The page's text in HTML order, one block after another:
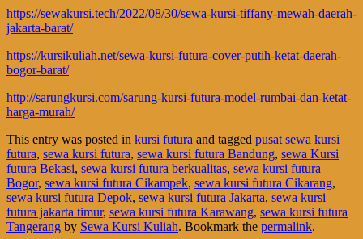
https://sewakursi.tech/2022/08/30/sewa-kursi-tiffany-mewah-daerah-
jakarta-barat/
https://kursikuliah.net/sewa-kursi-futura-cover-putih-ketat-daerah-
bogor-barat/
http://sarungkursi.com/sarung-kursi-futura-model-rumbai-dan-ketat-
harga-murah/
This entry was posted in kursi futura and tagged pusat sewa kursi
futura, sewa kursi futura, sewa kursi futura Bandung, sewa Kursi
futura Bekasi, sewa kursi futura berkualitas, sewa kursi futura
Bogor, sewa kursi futura Cikampek, sewa kursi futura Cikarang,
sewa kursi futura Depok, sewa kursi futura Jakarta, sewa kursi
futura jakarta timur, sewa kursi futura Karawang, sewa kursi futura
Tangerang by Sewa Kursi Kuliah. Bookmark the permalink.